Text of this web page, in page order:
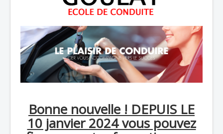
Bonne nouvelle ! DEPUIS LE
10 janvier 2024 vous pouvez